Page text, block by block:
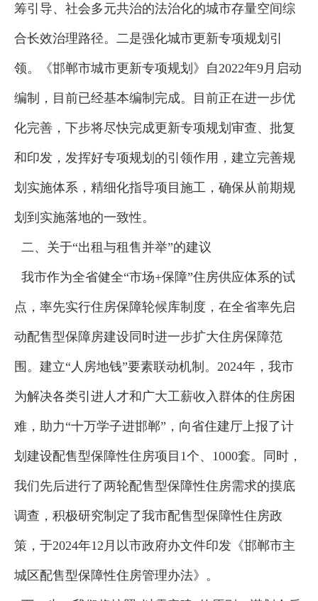
筹引导、社会多元共治的法治化的城市存量空间综
合长效治理路径。二是强化城市更新专项规划引
领。《邯郸市城市更新专项规划》自2022年9月启动
编制，目前已经基本编制完成。目前正在进一步优
化完善，下步将尽快完成更新专项规划审查、批复
和印发，发挥好专项规划的引领作用，建立完善规
划实施体系，精细化指导项目施工，确保从前期规
划到实施落地的一致性。
二、关于“出租与租售并举”的建议
我市作为全省健全“市场+保障”住房供应体系的试
点，率先实行住房保障轮候库制度，在全省率先启
动配售型保障房建设同时进一步扩大住房保障范
围。建立“人房地钱”要素联动机制。2024年，我市
为解决各类引进人才和广大工薪收入群体的住房困
难，助力“十万学子进邯郸”，向省住建厅上报了计
划建设配售型保障性住房项目1个、1000套。同时，
我们先后进行了两轮配售型保障性住房需求的摸底
调查，积极研究制定了我市配售型保障性住房政
策，于2024年12月以市政府办文件印发《邯郸市主
城区配售型保障性住房管理办法》。